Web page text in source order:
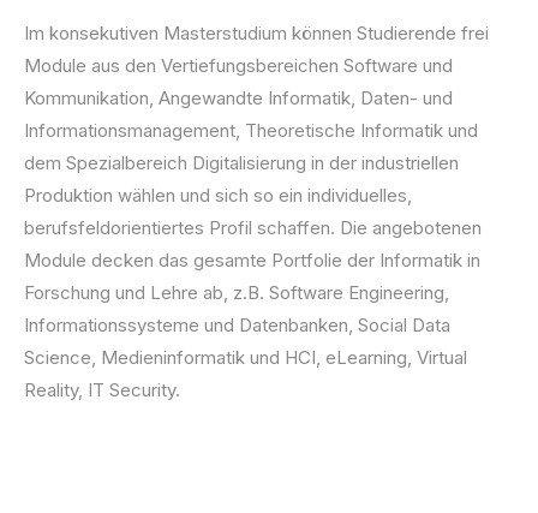
Im konsekutiven Masterstudium können Studierende frei
Module aus den Vertiefungsbereichen Software und
Kommunikation, Angewandte Informatik, Daten- und
Informationsmanagement, Theoretische Informatik und
dem Spezialbereich Digitalisierung in der industriellen
Produktion wählen und sich so ein individuelles,
berufsfeldorientiertes Profil schaffen. Die angebotenen
Module decken das gesamte Portfolie der Informatik in
Forschung und Lehre ab, z.B. Software Engineering,
Informationssysteme und Datenbanken, Social Data
Science, Medieninformatik und HCI, eLearning, Virtual
Reality, IT Security.